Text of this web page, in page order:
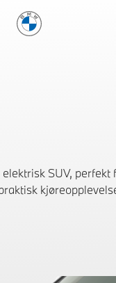
BMW Norge
SUV,